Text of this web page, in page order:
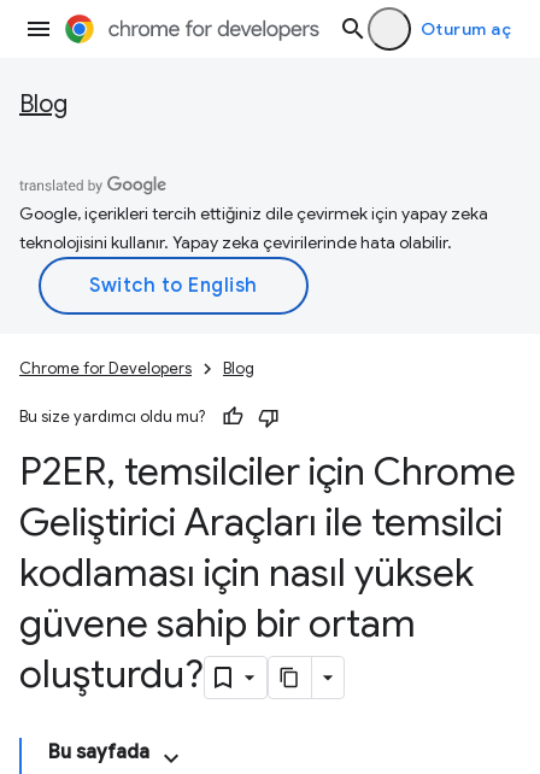
Oturum aç
Blog
Google, içerikleri tercih ettiğiniz dile çevirmek için yapay zeka
teknolojisini kullanır. Yapay zeka çevirilerinde hata olabilir.
Chrome for Developers Blog
Bu size yardımcı oldu mu?
P2ER, temsilciler için Chrome
Geliştirici Araçları ile temsilci
kodlaması için nasıl yüksek
güvene sahip bir ortam
oluşturdu?
Bu sayfada